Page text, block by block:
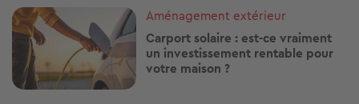
Canicule, sécheresse… Ces plantes
restent belles sans arrosage
Envie d’un jardin élégant sans l’arroser constamment ? D'apporter
un peu de couleurs ? Voici 9...